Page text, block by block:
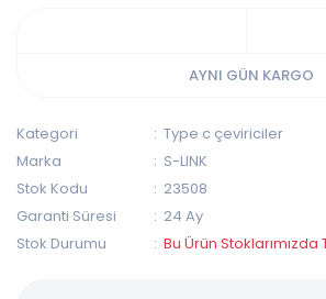
AYNI GÜN KARGO
Kategori
Type c çeviriciler
Marka
S-LINK
Stok Kodu
23508
Garanti Süresi
24 Ay
Stok Durumu
Bu Ürün Stoklarımızda